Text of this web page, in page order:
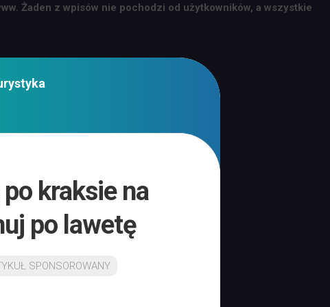
Żaden z wpisów nie pochodzi od użytkowników, a wszystkie
kraksie na
po lawetę
SPONSOROWANY